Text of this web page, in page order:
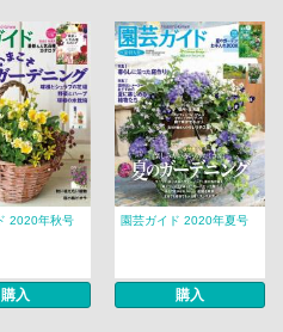
2020年秋号
購入
園芸ガイド 2020年夏号
購入